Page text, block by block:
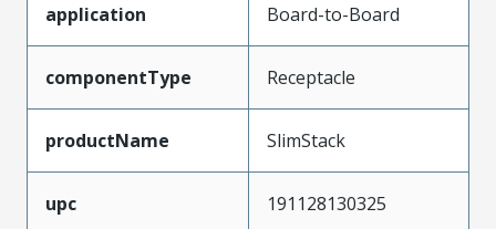
application Board-to-Board
componentType Receptacle
productName SlimStack
upc 191128130325